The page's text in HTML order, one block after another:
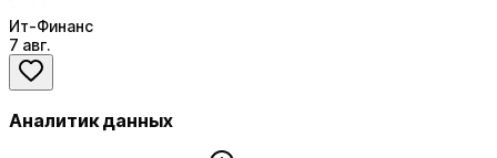
Ит-Финанс
7 авг.
Аналитик данных